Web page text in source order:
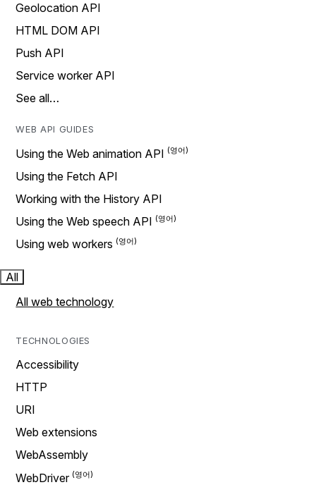
Geolocation API
HTML DOM API
Push API
Service worker API
See all…
WEB API GUIDES
Using the Web animation API
Using the Fetch API
Working with the History API
Using the Web speech API
Using web workers
All
All web technology
TECHNOLOGIES
Accessibility
HTTP
URI
Web extensions
WebAssembly
WebDriver